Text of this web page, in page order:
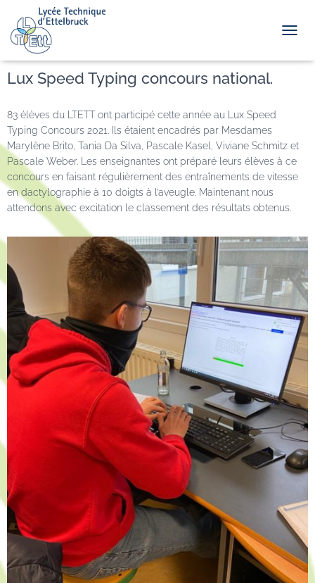
Lux Speed Typing concours national.
83 élèves du LTETT ont participé cette année au Lux Speed
Typing Concours 2021. Ils étaient encadrés par Mesdames
Marylène Brito, Tania Da Silva, Pascale Kasel, Viviane Schmitz et
Pascale Weber. Les enseignantes ont préparé leurs élèves à ce
concours en faisant régulièrement des entraînements de vitesse
en dactylographie à 10 doigts à l’aveugle. Maintenant nous
attendons avec excitation le classement des résultats obtenus.